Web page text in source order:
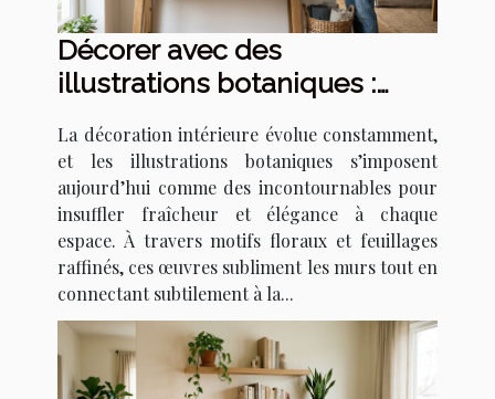
Décorer avec des
illustrations botaniques :
La décoration intérieure évolue constamment,
et les illustrations botaniques s’imposent
aujourd’hui comme des incontournables pour
insuffler fraîcheur et élégance à chaque
espace. À travers motifs floraux et feuillages
raffinés, ces œuvres subliment les murs tout en
connectant subtilement à la...